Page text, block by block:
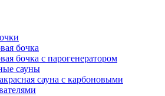
бочка
бочка с парогенератором
сауны
сауна с карбоновыми